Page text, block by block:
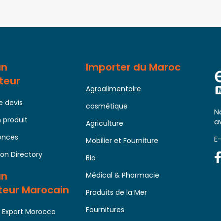
devis
produit
Directory
Marocain
Export Morocco
Importer du Maroc
Agroalimentaire
cosmétique
Agriculture
Mobilier et Fourniture
Bio
Médical & Pharmacie
Produits de la Mer
Fournitures